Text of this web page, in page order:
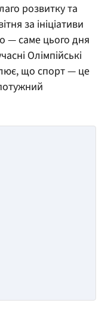
розвитку та
за ініціативи
— саме цього дня
Олімпійські
що спорт — це